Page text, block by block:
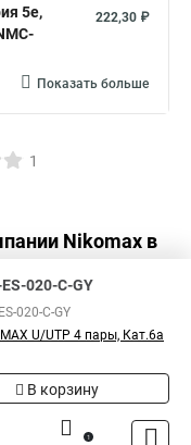
5е,
222,30 ₽
Показать больше
1
Nikomax в
020-C-GY
020-C-GY
U/UTP 4 пары, Кат.6a
В корзину
1